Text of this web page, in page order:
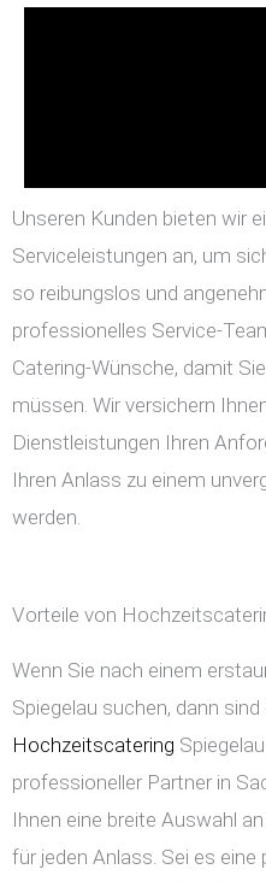
Unseren Kunden bieten wir
Serviceleistungen an, um
so reibungslos und
professionelles Service-
Catering-Wünsche, damit
müssen. Wir versichern
Dienstleistungen Ihren
Ihren Anlass zu einem
werden.
Vorteile von
Wenn Sie nach einem
Spiegelau suchen, dann
Hochzeitscatering
professioneller Partner in
Ihnen eine breite Auswahl
für jeden Anlass. Sei es eine